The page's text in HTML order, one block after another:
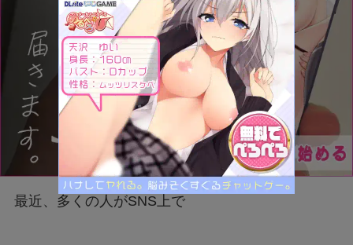
最近、多くの人がSNS上で